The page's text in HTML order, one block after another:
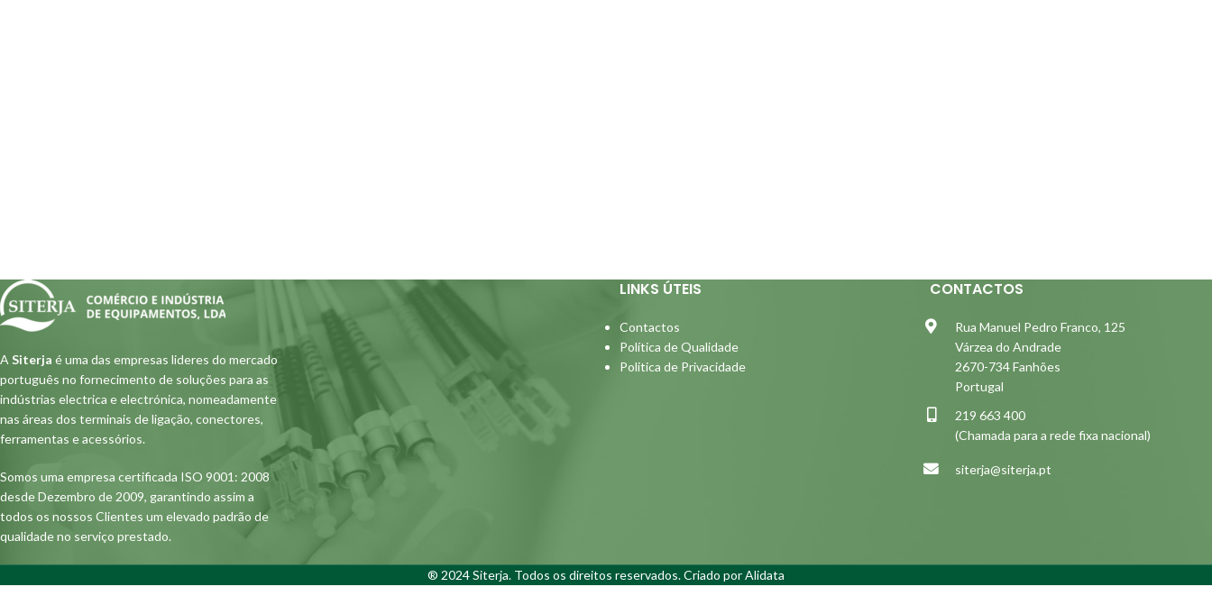
A Siterja é uma das empresas lideres do mercado
português no fornecimento de soluções para as
indústrias electrica e electrónica, nomeadamente
nas áreas dos terminais de ligação, conectores,
ferramentas e acessórios.
Somos uma empresa certificada ISO 9001: 2008
desde Dezembro de 2009, garantindo assim a
todos os nossos Clientes um elevado padrão de
qualidade no serviço prestado.
LINKS ÚTEIS
Contactos
Política de Qualidade
Politica de Privacidade
CONTACTOS
Rua Manuel Pedro Franco, 125
Várzea do Andrade
2670-734 Fanhões
Portugal
219 663 400
(Chamada para a rede fixa nacional)
siterja@siterja.pt
® 2024 Siterja. Todos os direitos reservados. Criado porAlidata